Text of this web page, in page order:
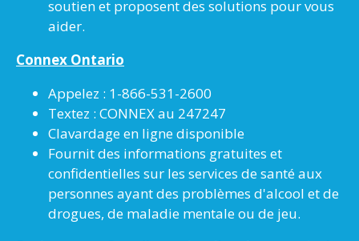
soutien et proposent des solutions pour vous
aider.
Connex Ontario
Appelez : 1-866-531-2600
Textez : CONNEX au 247247
Clavardage en ligne disponible
Fournit des informations gratuites et
confidentielles sur les services de santé aux
personnes ayant des problèmes d'alcool et de
drogues, de maladie mentale ou de jeu.